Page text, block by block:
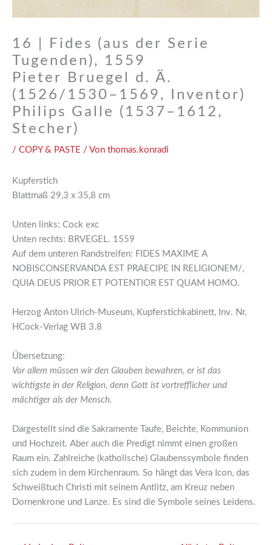
16 | Fides (aus der Serie
Tugenden), 1559
Pieter Bruegel d. Ä.
(1526/1530–1569, Inventor)
Philips Galle (1537–1612,
Stecher)
/ COPY & PASTE / Von thomas.konradi
Kupferstich
Blattmaß 29,3 x 35,8 cm
Unten links: Cock exc
Unten rechts: BRVEGEL. 1559
Auf dem unteren Randstreifen: FIDES MAXIME A
NOBISCONSERVANDA EST PRAECIPE IN RELIGIONEM/,
QUIA DEUS PRIOR ET POTENTIOR EST QUAM HOMO.
Herzog Anton Ulrich-Museum, Kupferstichkabinett, Inv. Nr.
HCock-Verlag WB 3.8
Übersetzung:
Vor allem müssen wir den Glauben bewahren, er ist das
wichtigste in der Religion, denn Gott ist vortrefflicher und
mächtiger als der Mensch.
Dargestellt sind die Sakramente Taufe, Beichte, Kommunion
und Hochzeit. Aber auch die Predigt nimmt einen großen
Raum ein. Zahlreiche (katholische) Glaubenssymbole finden
sich zudem in dem Kirchenraum. So hängt das Vera Icon, das
Schweißtuch Christi mit seinem Antlitz, am Kreuz neben
Dornenkrone und Lanze. Es sind die Symbole seines Leidens.